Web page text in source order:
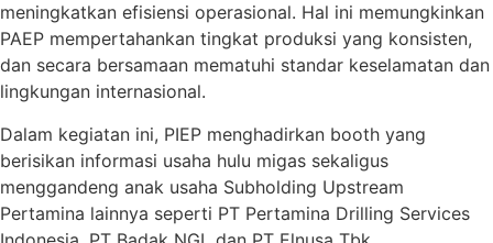
meningkatkan efisiensi operasional. Hal ini memungkinkan
PAEP mempertahankan tingkat produksi yang konsisten,
dan secara bersamaan mematuhi standar keselamatan dan
lingkungan internasional.
Dalam kegiatan ini, PIEP menghadirkan booth yang
berisikan informasi usaha hulu migas sekaligus
menggandeng anak usaha Subholding Upstream
Pertamina lainnya seperti PT Pertamina Drilling Services